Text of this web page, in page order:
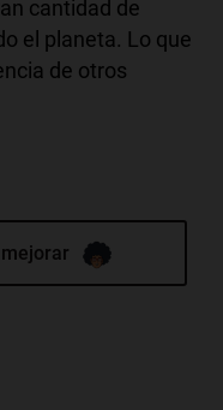
cantidad de
el planeta. Lo que
de otros